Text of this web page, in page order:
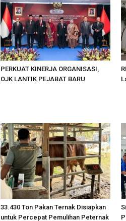
PERKUAT KINERJA ORGANISASI,
OJK LANTIK PEJABAT BARU
33.430 Ton Pakan Ternak Disiapkan
untuk Percepat Pemulihan Peternak